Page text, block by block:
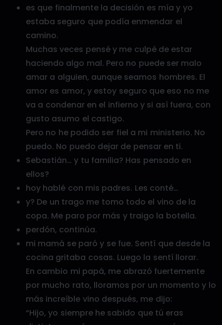
es que finalmente la decisión es mía y yo
estaba seguro que podía enmendar el
camino.
Muchas veces pensé y me culpé de estar
haciendo algo mal. Pero no puede ser malo
amar a alguien, aunque seamos hombres. El
amor es amor, y estoy seguro que eso no me
va a condenar en el infierno y si así fuera, con
gusto asumo el castigo.
Pero no he podido ser fiel a mi ministerio. No
puedo. No puedo dejar de pensar en ti.
Sebastián… y tu familia? Has pensado en
ellos?
hoy hablé con mis padres. Les conté…
y? De un trago me tomo todo el vino de la
copa. Me paro por más y traigo la botella.
perdón, continúa.
mi mamá se paró y se fue. Sentí que desde la
cocina gritaba cosas. Luego la sentí llorar.
En cambio mi papá, me abrazó fuertemente
por mucho rato, lloramos por un momento y lo
más increíble vino después, me dijo:
“Hijo, yo siempre he sabido que tú eras